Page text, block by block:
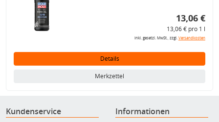
13,06 €
13,06 € pro 1 l
inkl. gesetzl. MwSt., zzgl.Versandkosten
Details
Merkzettel
Kundenservice Informationen